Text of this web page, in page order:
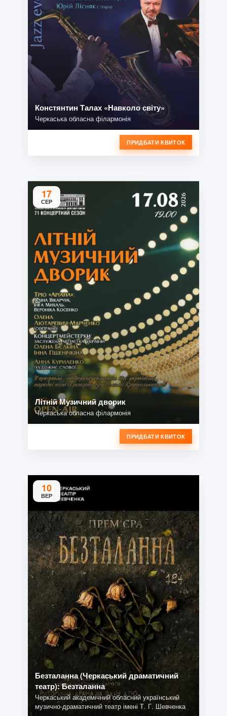
Констянтин Талах «Навколо світу»
Черкаська обласна філармонія
ПРИДБАТИ КВИТОК
17
СЕР
Літній Музичний дворик
Черкаська обласна філармонія
ПРИДБАТИ КВИТОК
10
ВЕР
Безталанна (Черкаський драматичний
театр): Безталанна
Черкаський академічний обласний український
музично-драматичний театр імені Т. Г. Шевченка